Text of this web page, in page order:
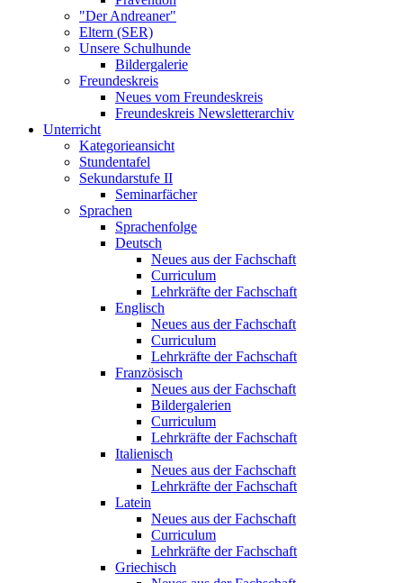
"Der Andreaner"
Eltern (SER)
Unsere Schulhunde
Bildergalerie
Freundeskreis
Neues vom Freundeskreis
Freundeskreis Newsletterarchiv
Unterricht
Kategorieansicht
Stundentafel
Sekundarstufe II
Seminarfächer
Sprachen
Sprachenfolge
Deutsch
Neues aus der Fachschaft
Curriculum
Lehrkräfte der Fachschaft
Englisch
Neues aus der Fachschaft
Curriculum
Lehrkräfte der Fachschaft
Französisch
Neues aus der Fachschaft
Bildergalerien
Curriculum
Lehrkräfte der Fachschaft
Italienisch
Neues aus der Fachschaft
Lehrkräfte der Fachschaft
Latein
Neues aus der Fachschaft
Curriculum
Lehrkräfte der Fachschaft
Griechisch